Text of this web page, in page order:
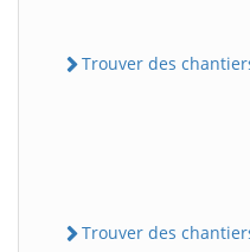
Trouver des
Trouver des